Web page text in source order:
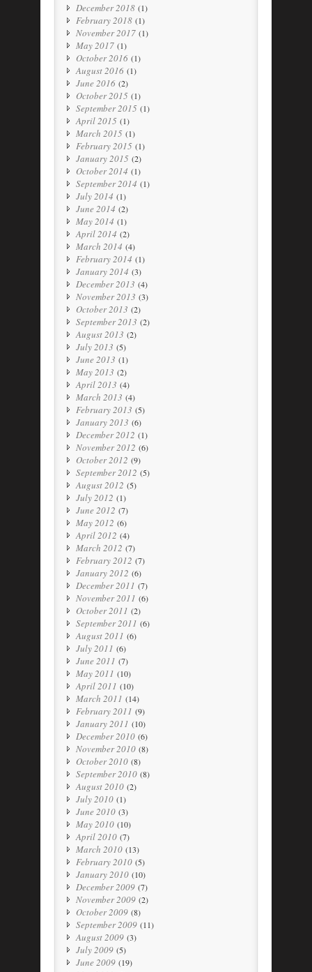
December 2018 (1)
February 2018 (1)
November 2017 (1)
May 2017 (1)
October 2016 (1)
August 2016 (1)
June 2016 (2)
October 2015 (1)
September 2015 (1)
April 2015 (1)
March 2015 (1)
February 2015 (1)
January 2015 (2)
October 2014 (1)
September 2014 (1)
July 2014 (1)
June 2014 (2)
May 2014 (1)
April 2014 (2)
March 2014 (4)
February 2014 (1)
January 2014 (3)
December 2013 (4)
November 2013 (3)
October 2013 (2)
September 2013 (2)
August 2013 (2)
July 2013 (5)
June 2013 (1)
May 2013 (2)
April 2013 (4)
March 2013 (4)
February 2013 (5)
January 2013 (6)
December 2012 (1)
November 2012 (6)
October 2012 (9)
September 2012 (5)
August 2012 (5)
July 2012 (1)
June 2012 (7)
May 2012 (6)
April 2012 (4)
March 2012 (7)
February 2012 (7)
January 2012 (6)
December 2011 (7)
November 2011 (6)
October 2011 (2)
September 2011 (6)
August 2011 (6)
July 2011 (6)
June 2011 (7)
May 2011 (10)
April 2011 (10)
March 2011 (14)
February 2011 (9)
January 2011 (10)
December 2010 (6)
November 2010 (8)
October 2010 (8)
September 2010 (8)
August 2010 (2)
July 2010 (1)
June 2010 (3)
May 2010 (10)
April 2010 (7)
March 2010 (13)
February 2010 (5)
January 2010 (10)
December 2009 (7)
November 2009 (2)
October 2009 (8)
September 2009 (11)
August 2009 (3)
July 2009 (5)
June 2009 (19)